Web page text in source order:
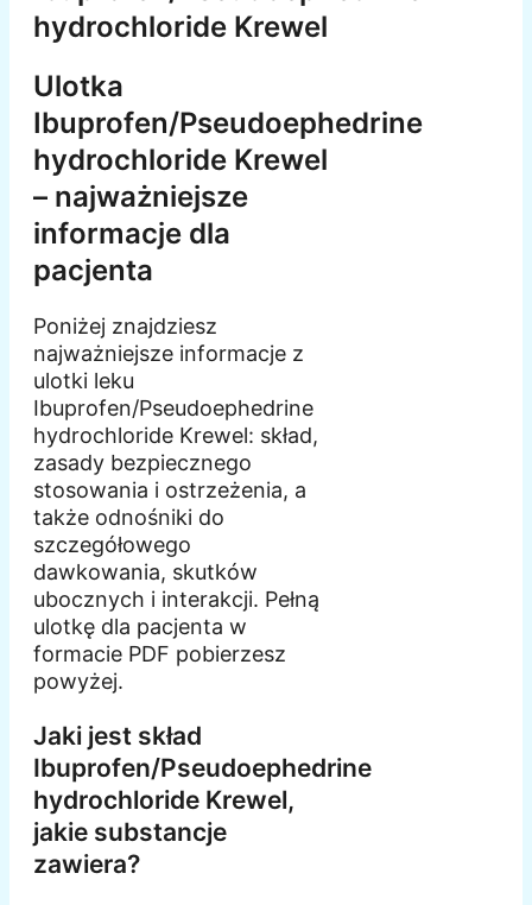
hydrochloride Krewel
Ulotka
Ibuprofen/Pseudoephedrine
hydrochloride Krewel
– najważniejsze
informacje dla
pacjenta
Poniżej znajdziesz
najważniejsze informacje z
ulotki leku
Ibuprofen/Pseudoephedrine
hydrochloride Krewel: skład,
zasady bezpiecznego
stosowania i ostrzeżenia, a
także odnośniki do
szczegółowego
dawkowania, skutków
ubocznych i interakcji. Pełną
ulotkę dla pacjenta w
formacie PDF pobierzesz
powyżej.
Jaki jest skład
Ibuprofen/Pseudoephedrine
hydrochloride Krewel,
jakie substancje
zawiera?